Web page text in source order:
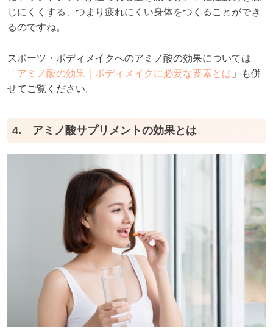
じにくくする、つまり疲れにくい身体をつくることができ
るのですね。
スポーツ・ボディメイクへのアミノ酸の効果については
「 アミノ酸の効果｜ボディメイクに必要な要素とは 」も併
せてご覧ください。
4. アミノ酸サプリメントの効果とは